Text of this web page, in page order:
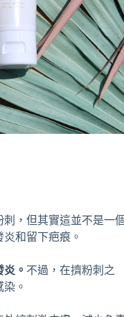
，但其實這並不是一
和留下疤痕。
。 不過，在擠粉刺之
。